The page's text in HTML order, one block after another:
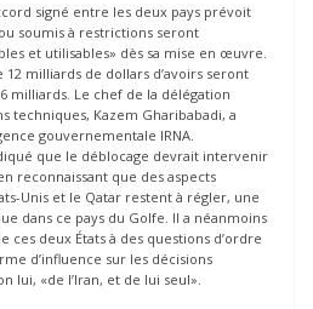
signé entre les deux pays prévoit
soumis à restrictions seront
et utilisables» dès sa mise en œuvre.
milliards de dollars d’avoirs seront
milliards. Le chef de la délégation
techniques, Kazem Gharibabadi, a
gouvernementale IRNA.
que le déblocage devrait intervenir
reconnaissant que des aspects
Unis et le Qatar restent à régler, une
dans ce pays du Golfe. Il a néanmoins
deux États à des questions d’ordre
d’influence sur les décisions
lui, «de l’Iran, et de lui seul».